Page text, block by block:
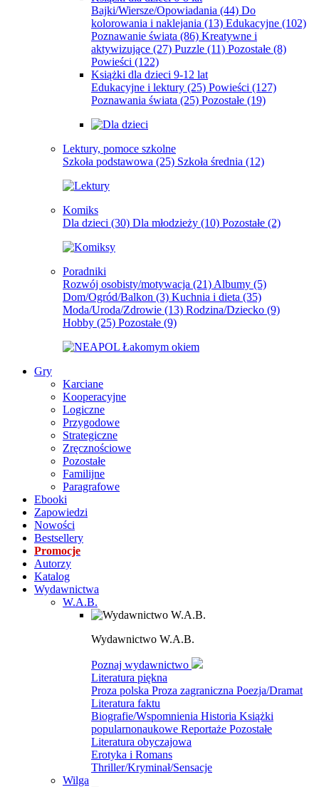
Bajki/Wiersze/Opowiadania (44) Do
kolorowania i naklejania (13) Edukacyjne (102)
Poznawanie świata (86) Kreatywne i
aktywizujące (27) Puzzle (11) Pozostałe (8)
Powieści (122)
Książki dla dzieci 9-12 lat
Edukacyjne i lektury (25) Powieści (127)
Poznawania świata (25) Pozostałe (19)
Lektury, pomoce szkolne
Szkoła podstawowa (25) Szkoła średnia (12)
Komiks
Dla dzieci (30) Dla młodzieży (10) Pozostałe (2)
Poradniki
Rozwój osobisty/motywacja (21) Albumy (5)
Dom/Ogród/Balkon (3) Kuchnia i dieta (35)
Moda/Uroda/Zdrowie (13) Rodzina/Dziecko (9)
Hobby (25) Pozostałe (9)
Gry
Karciane
Kooperacyjne
Logiczne
Przygodowe
Strategiczne
Zręcznościowe
Pozostałe
Familijne
Paragrafowe
Ebooki
Zapowiedzi
Nowości
Bestsellery
Promocje
Autorzy
Katalog
Wydawnictwa
W.A.B.
Wydawnictwo W.A.B.
Poznaj wydawnictwo
Literatura piękna
Proza polska Proza zagraniczna Poezja/Dramat
Literatura faktu
Biografie/Wspomnienia Historia Książki
popularnonaukowe Reportaże Pozostałe
Literatura obyczajowa
Erotyka i Romans
Thriller/Kryminał/Sensacje
Wilga